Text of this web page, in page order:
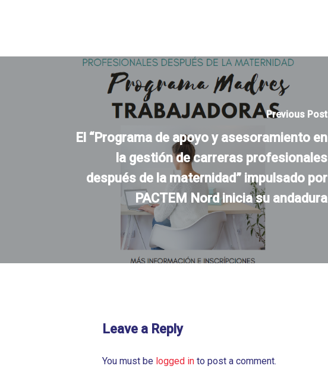
Previous Post
El “Programa de apoyo y asesoramiento en
la gestión de carreras profesionales
después de la maternidad” impulsado por
PACTEM Nord inicia su andadura
Leave a Reply
You must be logged in to post a comment.